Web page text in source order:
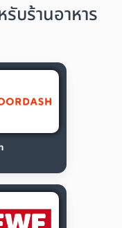
บร้านอาหาร